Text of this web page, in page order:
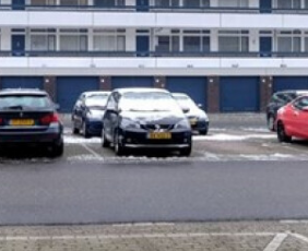
Wat is AppartementenArnhem?
Hoeveel kost het om te reageren
Wat is de privacyverklaring van
Berekent AppartementenArnhem
makelaarsvergoeding/
Alle veelgestelde vragen